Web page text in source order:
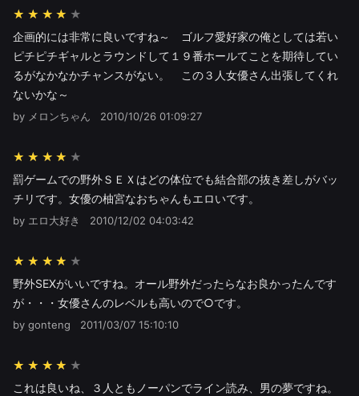
★★★★
企画的には非常に良いですね～ ゴルフ愛好家の俺としては若い
ピチピチギャルとラウンドして１９番ホールてことを期待してい
るがなかなかチャンスがない。 この３人女優さん出張してくれ
ないかな～
by メロンちゃん 2010/10/26 01:09:27
★★★★
罰ゲームでの野外ＳＥＸはどの体位でも結合部の抜き差しがバッ
チリです。女優の柚宮なおちゃんもエロいです。
by エロ大好き 2010/12/02 04:03:42
★★★★
野外SEXがいいですね。オール野外だったらなお良かったんです
が・・・女優さんのレベルも高いので○です。
by gonteng 2011/03/07 15:10:10
★★★★
これは良いね、３人ともノーパンでライン読み、男の夢ですね。